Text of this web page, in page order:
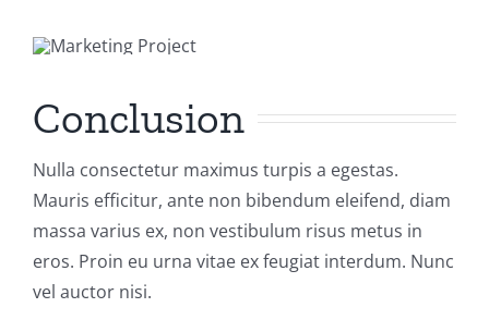
Conclusion
Nulla consectetur maximus turpis a egestas.
Mauris efficitur, ante non bibendum eleifend, diam
massa varius ex, non vestibulum risus metus in
eros. Proin eu urna vitae ex feugiat interdum. Nunc
vel auctor nisi.